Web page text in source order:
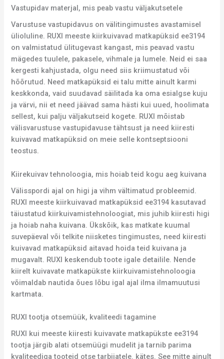
Vastupidav materjal, mis peab vastu väljakutsetele
Varustuse vastupidavus on välitingimustes avastamisel
ülioluline. RUXI meeste kiirkuivavad matkapüksid ee3194
on valmistatud ülitugevast kangast, mis peavad vastu
mägedes tuulele, pakasele, vihmale ja lumele. Neid ei saa
kergesti kahjustada, olgu need siis kriimustatud või
hõõrutud. Need matkapüksid ei talu mitte ainult karmi
keskkonda, vaid suudavad säilitada ka oma esialgse kuju
ja värvi, nii et need jäävad sama hästi kui uued, hoolimata
sellest, kui palju väljakutseid kogete. RUXI mõistab
välisvarustuse vastupidavuse tähtsust ja need kiiresti
kuivavad matkapüksid on meie selle kontseptsiooni
teostus.
Kiirekuivav tehnoloogia, mis hoiab teid kogu aeg kuivana
Välisspordi ajal on higi ja vihm vältimatud probleemid.
RUXI meeste kiirkuivavad matkapüksid ee3194 kasutavad
täiustatud kiirkuivamistehnoloogiat, mis juhib kiiresti higi
ja hoiab naha kuivana. Ükskõik, kas matkate kuumal
suvepäeval või telkite niisketes tingimustes, need kiiresti
kuivavad matkapüksid aitavad hoida teid kuivana ja
mugavalt. RUXI keskendub toote igale detailile. Nende
kiirelt kuivavate matkapükste kiirkuivamistehnoloogia
võimaldab nautida õues lõbu igal ajal ilma ilmamuutusi
kartmata.
RUXI tootja otsemüük, kvaliteedi tagamine
RUXI kui meeste kiiresti kuivavate matkapükste ee3194
tootja järgib alati otsemüügi mudelit ja tarnib parima
kvaliteediga tooteid otse tarbijatele. kätes. See mitte ainult